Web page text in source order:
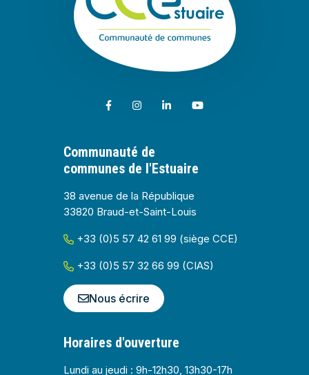
Lien vers le compte Facebook
Lien vers le compte Instagram
Lien vers le compte Linkedin
Lien vers la chaîne
Communauté de
communes de l'Estuaire
38 avenue de la République
33820 Braud-et-Saint-Louis
+33 (0)5 57 42 61 99 (siège CCE)
+33 (0)5 57 32 66 99 (CIAS)
Nous écrire
Horaires d'ouverture
Lundi au jeudi : 9h-12h30, 13h30-17h